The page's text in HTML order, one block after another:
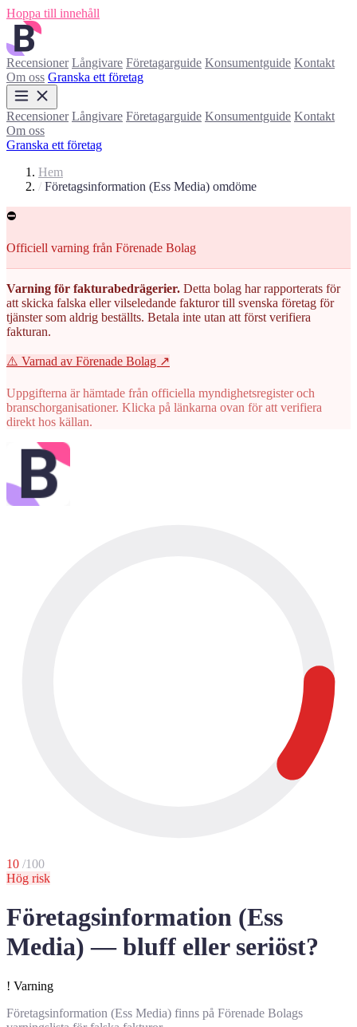
Hoppa till innehåll
Recensioner Långivare Företagarguide Konsumentguide Kontakt
Om oss Granska ett företag
Recensioner Långivare Företagarguide Konsumentguide Kontakt
Om oss
Granska ett företag
Hem
/ Företagsinformation (Ess Media) omdöme
⛔
Officiell varning från Förenade Bolag
Varning för fakturabedrägerier. Detta bolag har rapporterats för
att skicka falska eller vilseledande fakturor till svenska företag för
tjänster som aldrig beställts. Betala inte utan att först verifiera
fakturan.
⚠️ Varnad av Förenade Bolag ↗
Uppgifterna är hämtade från officiella myndighetsregister och
branschorganisationer. Klicka på länkarna ovan för att verifiera
direkt hos källan.
10 /100
Hög risk
Företagsinformation (Ess
Media) — bluff eller seriöst?
! Varning
Företagsinformation (Ess Media) finns på Förenade Bolags